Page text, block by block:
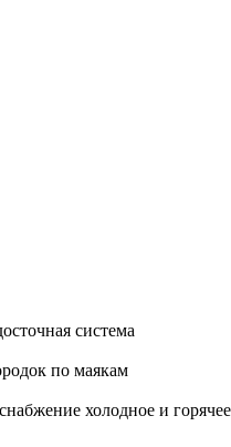
система
по маякам
холодное и